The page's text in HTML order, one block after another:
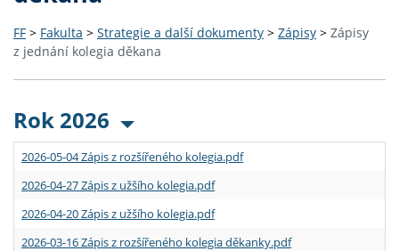
FF > Fakulta > Strategie a další dokumenty > Zápisy > Zápisy
z jednání kolegia děkana
Rok 2026
2026-05-04 Zápis z rozšířeného kolegia.pdf
2026-04-27 Zápis z užšího kolegia.pdf
2026-04-20 Zápis z užšího kolegia.pdf
2026-03-16 Zápis z rozšířeného kolegia děkanky.pdf